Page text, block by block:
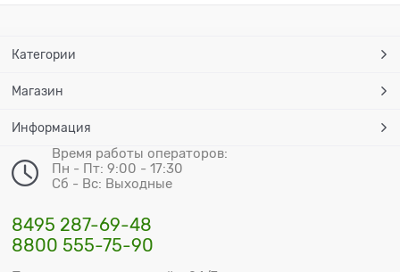
Категории
Магазин
Информация
Время работы операторов:
Пн - Пт: 9:00 - 17:30
Сб - Вс: Выходные
8495 287-69-48
8800 555-75-90